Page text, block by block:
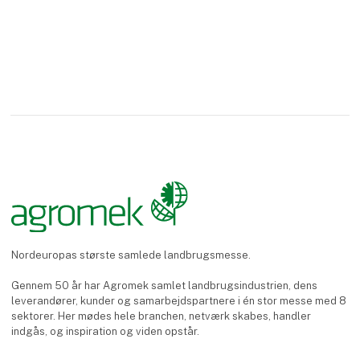
Nordeuropas største samlede landbrugsmesse.
Gennem 50 år har Agromek samlet landbrugsindustrien, dens
leverandører, kunder og samarbejdspartnere i én stor messe med 8
sektorer. Her mødes hele branchen, netværk skabes, handler
indgås, og inspiration og viden opstår.